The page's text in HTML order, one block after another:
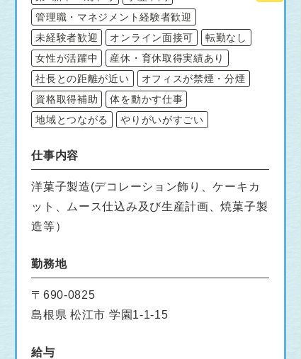
管理職・マネジメント経験者歓迎
未経験者歓迎
オンライン面接可
転勤なし
女性が活躍中
産休・育休取得実績あり
社長との距離が近い
オフィスが禁煙・分煙
資格取得補助
体を動かす仕事
地域とつながる
やりがいがすごい
仕事内容
洋菓子製造(デコレーション飾り、ケーキカ
ット、ムース仕込み及び生産計画、焼菓子製
造等）
勤務地
〒690-0825
島根県 松江市 学園1-1-15
給与